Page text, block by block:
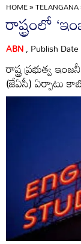
HOME»TELANGANA
రాష్ట్రంలో
ABN, Publish
రాష్ట్ర ప్రభుత్వ
(జేఏసీ) ఏర్పాటు